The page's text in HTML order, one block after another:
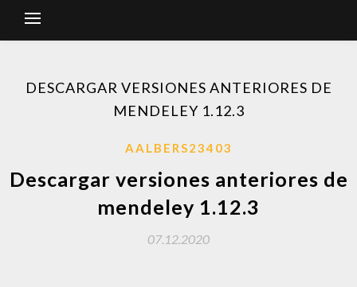
DESCARGAR VERSIONES ANTERIORES DE
MENDELEY 1.12.3
AALBERS23403
Descargar versiones anteriores de
mendeley 1.12.3
07.12.2020